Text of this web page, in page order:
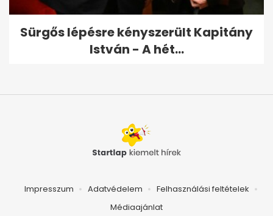
Sürgős lépésre kényszerült Kapitány
István - A hét...
Impresszum Adatvédelem
Felhasználási feltételek
Médiaajánlat